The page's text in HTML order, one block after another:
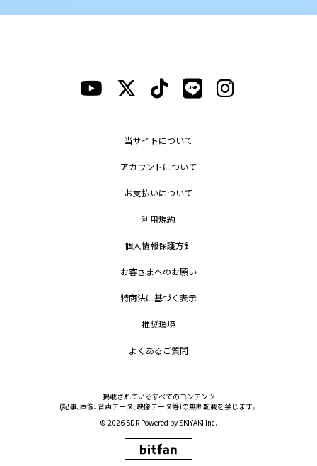
当サイトについて
アカウントについて
お支払いについて
利用規約
個人情報保護方針
お客さまへのお願い
特商法に基づく表示
推奨環境
よくあるご質問
掲載されているすべてのコンテンツ
(記事、画像、音声データ、映像データ等)の無断転載を禁じます。
© 2026 SDR Powered by SKIYAKI Inc.